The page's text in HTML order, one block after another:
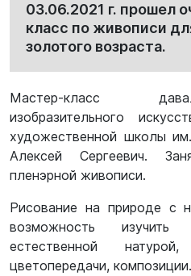
03.06.2021 г. прошел
класс по живописи
золотого возраста.
Мастер-класс
изобразительного
художественной школы
Алексей Сергеевич.
пленэрной живописи.
Рисование на природе с
возможность
естественной
цветопередачи, композиции.